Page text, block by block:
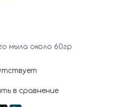
мыла около 60гр
в сравнение